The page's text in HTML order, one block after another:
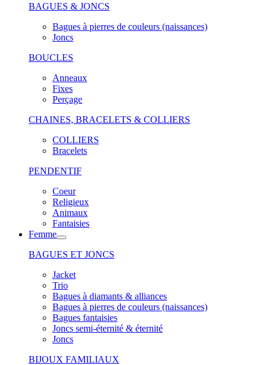
BAGUES & JONCS
Bagues à pierres de couleurs (naissances)
Joncs
BOUCLES
Anneaux
Fixes
Perçage
CHAINES, BRACELETS & COLLIERS
COLLIERS
Bracelets
PENDENTIF
Coeur
Religieux
Animaux
Fantaisies
Femme
BAGUES ET JONCS
Jacket
Trio
Bagues à diamants & alliances
Bagues à pierres de couleurs (naissances)
Bagues fantaisies
Joncs semi-éternité & éternité
Joncs
BIJOUX FAMILIAUX